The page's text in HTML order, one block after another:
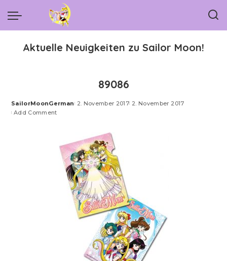
Aktuelle Neuigkeiten zu Sailor Moon!
89086
Posted
by
SailorMoonGerman 2. November 2017 2. November 2017
Add Comment